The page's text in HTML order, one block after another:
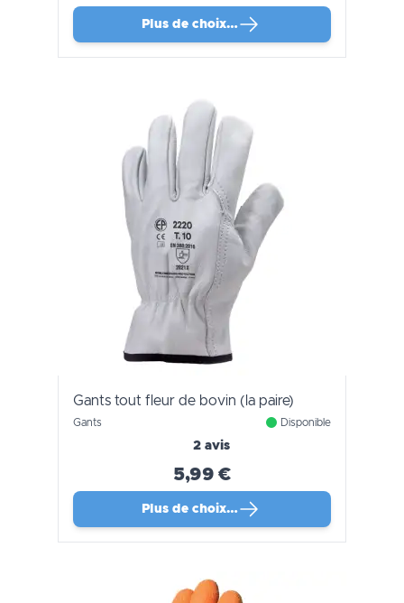
Plus de choix…
Gants tout fleur de bovin (la paire)
Gants Disponible
2 avis
5,99 €
Plus de choix…